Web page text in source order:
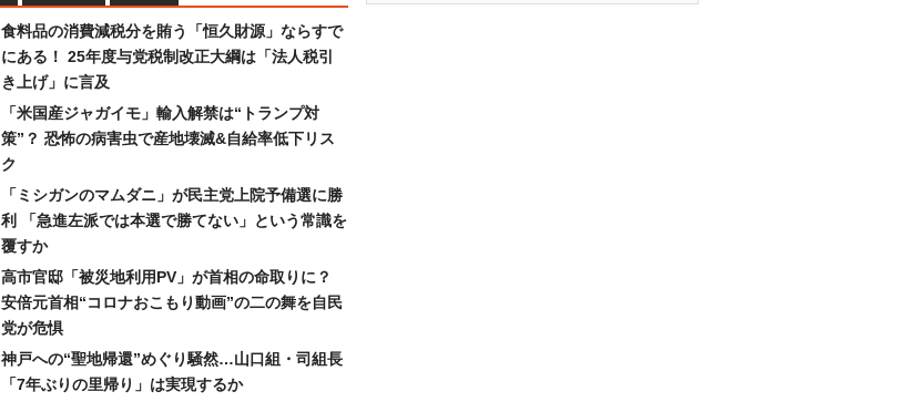
食料品の消費減税分を賄う「恒久財源」ならすで
にある！ 25年度与党税制改正大綱は「法人税引
き上げ」に言及
「米国産ジャガイモ」輸入解禁は“トランプ対
策”？ 恐怖の病害虫で産地壊滅&自給率低下リス
ク
「ミシガンのマムダニ」が民主党上院予備選に勝
利 「急進左派では本選で勝てない」という常識を
覆すか
高市官邸「被災地利用PV」が首相の命取りに？
安倍元首相“コロナおこもり動画”の二の舞を自民
党が危惧
神戸への“聖地帰還”めぐり騒然…山口組・司組長
「7年ぶりの里帰り」は実現するか